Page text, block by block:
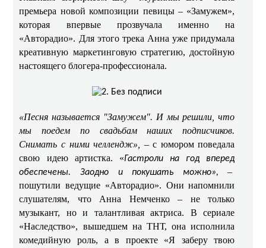
премьера новой композиции певицы – «Замужем»,
которая впервые прозвучала именно на
«Авторадио». Для этого трека Анна уже придумала
креативную маркетинговую стратегию, достойную
настоящего блогера-профессионала. ​
«Песня называется "Замужем". И мы решили, что
мы поедем по свадьбам наших подписчиков.
Снимать с ними челлендж»,
– с юмором поведала
свою идею артистка. «Гастроли на год вперед
обеспечены. Заодно и покушать можно»,–
пошутили ведущие «Авторадио». Они напомнили
слушателям, что Анна Немченко – не только
музыкант, но и талантливая актриса. В сериале
«Наследство», вышедшем на ТНТ, она исполнила
комедийную роль, а в проекте «Я заберу твою